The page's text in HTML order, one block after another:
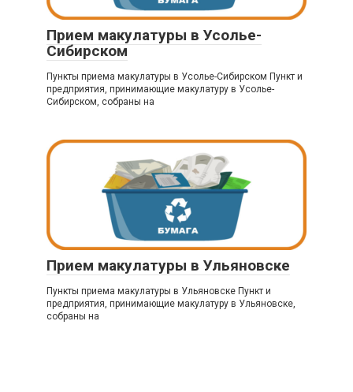
Прием макулатуры в Усолье-
Сибирском
Пункты приема макулатуры в Усолье-Сибирском Пункт и
предприятия, принимающие макулатуру в Усолье-
Сибирском, собраны на
Прием макулатуры в Ульяновске
Пункты приема макулатуры в Ульяновске Пункт и
предприятия, принимающие макулатуру в Ульяновске,
собраны на